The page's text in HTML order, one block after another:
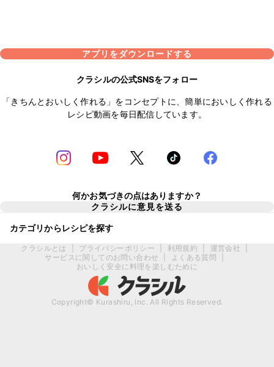
アプリをダウンロードする
クラシルの公式SNSをフォロー
「きちんとおいしく作れる」をコンセプトに、簡単においしく作れる
レシピ動画を毎日配信しています。
何かお気づきの点はありますか？
クラシルに意見を送る
カテゴリからレシピを探す
クラシルとは プライバシーポリシー 利用規約 運営会社
サービスに関してのお問い合わせ
よくある質問
おいしく安全に料理を楽しむために
Copyright© Kurashiru, Inc. All Rights Reserved.